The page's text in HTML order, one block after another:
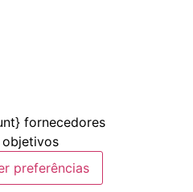
fornecedores
objetivos
preferências